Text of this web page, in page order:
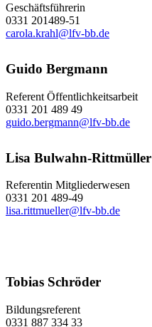
Geschäftsführerin
0331 201489-51
carola.krahl@lfv-bb.de
Guido Bergmann
Referent Öffentlichkeitsarbeit
0331 201 489 49
guido.bergmann@lfv-bb.de
Lisa Bulwahn-Rittmüller
Referentin Mitgliederwesen
0331 201 489-49
lisa.rittmueller@lfv-bb.de
Tobias Schröder
Bildungsreferent
0331 887 334 33